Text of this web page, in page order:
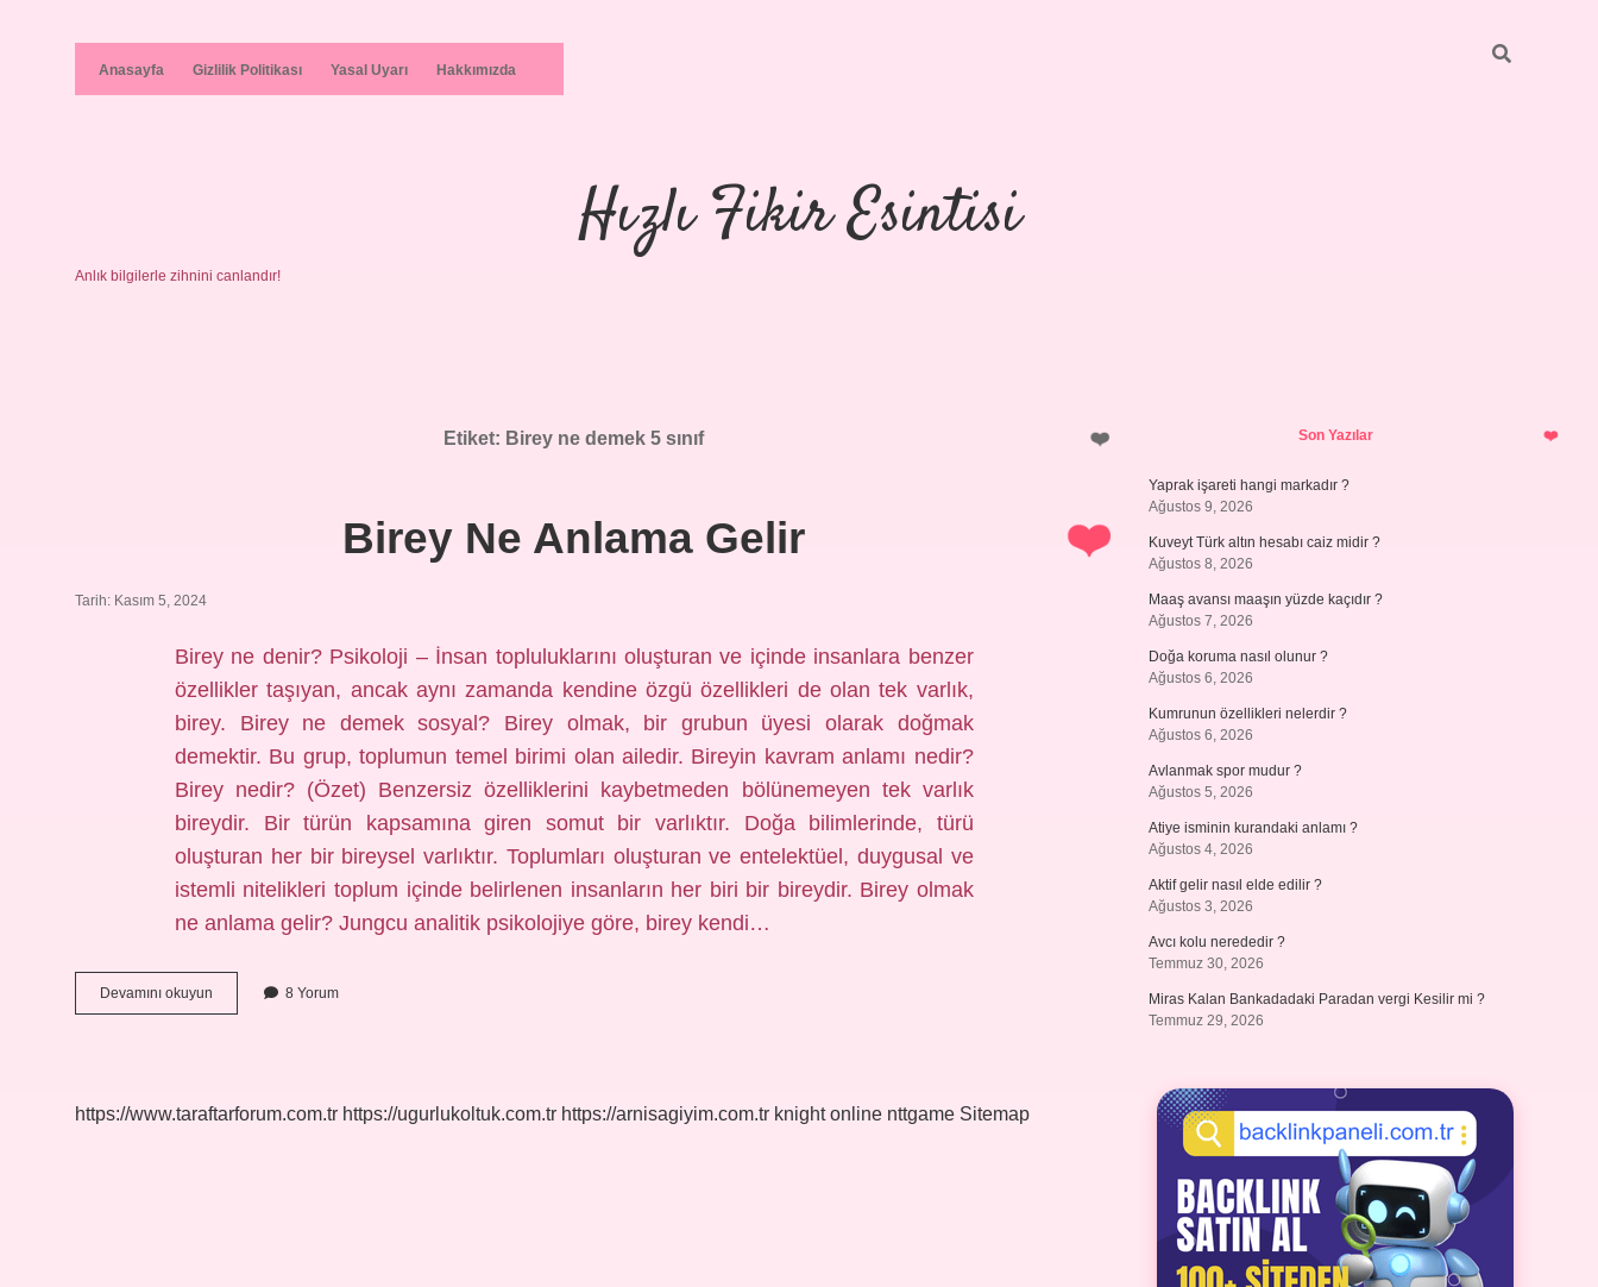
Anasayfa Gizlilik Politikası Yasal Uyarı Hakkımızda
Hızlı Fikir Esintisi
Anlık bilgilerle zihnini canlandır!
Etiket: Birey ne demek 5 sınıf
Birey Ne Anlama Gelir
Tarih: Kasım 5, 2024
Birey ne denir? Psikoloji – İnsan topluluklarını oluşturan ve içinde insanlara benzer
özellikler taşıyan, ancak aynı zamanda kendine özgü özellikleri de olan tek varlık,
birey. Birey ne demek sosyal? Birey olmak, bir grubun üyesi olarak doğmak
demektir. Bu grup, toplumun temel birimi olan ailedir. Bireyin kavram anlamı nedir?
Birey nedir? (Özet) Benzersiz özelliklerini kaybetmeden bölünemeyen tek varlık
bireydir. Bir türün kapsamına giren somut bir varlıktır. Doğa bilimlerinde, türü
oluşturan her bir bireysel varlıktır. Toplumları oluşturan ve entelektüel, duygusal ve
istemli nitelikleri toplum içinde belirlenen insanların her biri bir bireydir. Birey olmak
ne anlama gelir? Jungcu analitik psikolojiye göre, birey kendi…
Devamını okuyun
Ne
8 Yorum
https://www.taraftarforum.com.tr https://ugurlukoltuk.com.tr https://arnisagiyim.com.tr knight online nttgame Sitemap
SidebarSon Yazılar
Yaprak işareti hangi markadır ?
Ağustos 9, 2026
Kuveyt Türk altın hesabı caiz midir ?
Ağustos 8, 2026
Maaş avansı maaşın yüzde kaçıdır ?
Ağustos 7, 2026
Doğa koruma nasıl olunur ?
Ağustos 6, 2026
Kumrunun özellikleri nelerdir ?
Ağustos 6, 2026
Avlanmak spor mudur ?
Ağustos 5, 2026
Atiye isminin kurandaki anlamı ?
Ağustos 4, 2026
Aktif gelir nasıl elde edilir ?
Ağustos 3, 2026
Avcı kolu nerededir ?
Temmuz 30, 2026
Miras Kalan Bankadadaki Paradan vergi Kesilir mi ?
Temmuz 29, 2026